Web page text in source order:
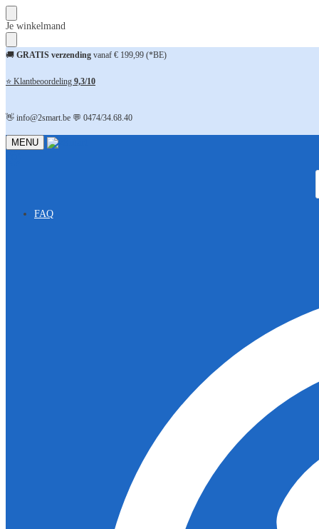
Skip
to
navigation
Skip
to
content
Je winkelmand
🚚 GRATIS verzending vanaf € 199,99 (*BE)
⭐ Klantbeoordeling 9,3/10
👋 info@2smart.be 💬 0474/34.68.40
MENU
FAQ